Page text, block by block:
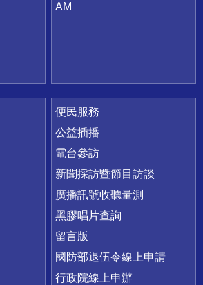
AM
便民服務
公益插播
電台參訪
新聞採訪暨節目訪談
廣播訊號收聽量測
黑膠唱片查詢
留言版
國防部退伍令線上申請
行政院線上申辦